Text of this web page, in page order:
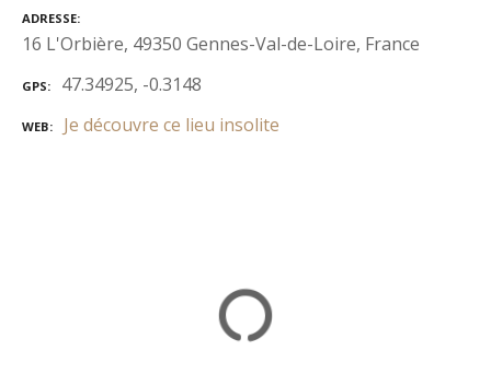
ADRESSE
16 L'Orbière, 49350 Gennes-Val-de-Loire, France
GPS 47.34925, -0.3148
WEB Je découvre ce lieu insolite